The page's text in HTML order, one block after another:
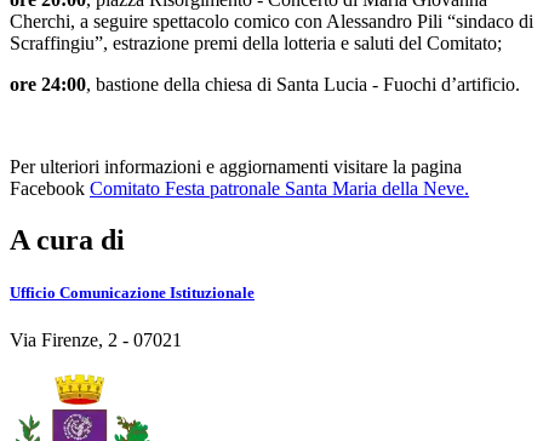
Cherchi, a seguire spettacolo comico con Alessandro Pili “sindaco di
Scraffingiu”, estrazione premi della lotteria e saluti del Comitato;
ore 24:00, bastione della chiesa di Santa Lucia - Fuochi d’artificio.
Per ulteriori informazioni e aggiornamenti visitare la pagina
Facebook Comitato Festa patronale Santa Maria della Neve.
A cura di
Ufficio Comunicazione Istituzionale
Via Firenze, 2 - 07021